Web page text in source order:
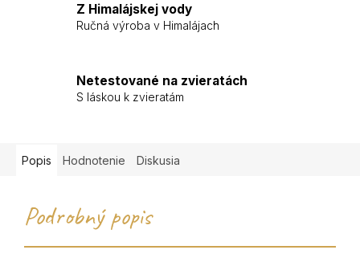
Z Himalájskej vody
Ručná výroba v Himalájach
Netestované na zvieratách
S láskou k zvieratám
Popis Hodnotenie Diskusia
Podrobný popis